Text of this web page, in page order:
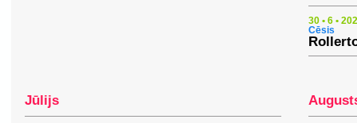
30 • 6 •
Cēsis
Jūlijs